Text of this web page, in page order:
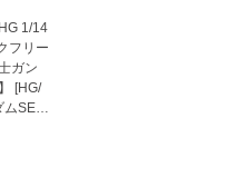
1/14
フリー
ガン
[HG/
ムSEE